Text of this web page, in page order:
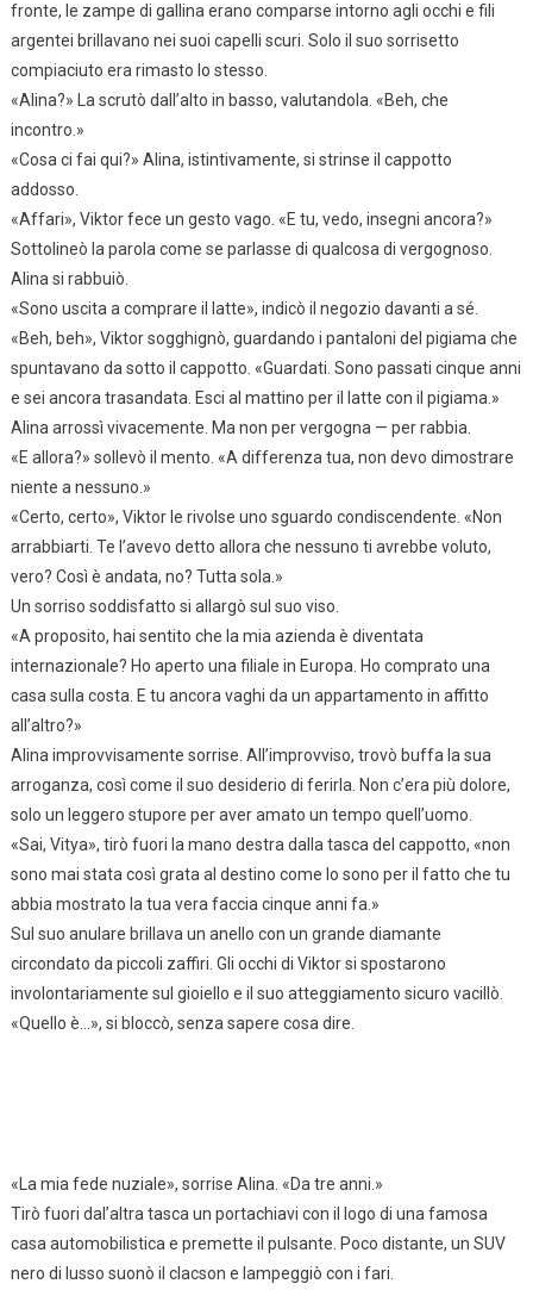
fronte, le zampe di gallina erano comparse intorno agli occhi e fili
argentei brillavano nei suoi capelli scuri. Solo il suo sorrisetto
compiaciuto era rimasto lo stesso.
«Alina?» La scrutò dall’alto in basso, valutandola. «Beh, che
incontro.»
«Cosa ci fai qui?» Alina, istintivamente, si strinse il cappotto
addosso.
«Affari», Viktor fece un gesto vago. «E tu, vedo, insegni ancora?»
Sottolineò la parola come se parlasse di qualcosa di vergognoso.
Alina si rabbuiò.
«Sono uscita a comprare il latte», indicò il negozio davanti a sé.
«Beh, beh», Viktor sogghignò, guardando i pantaloni del pigiama che
spuntavano da sotto il cappotto. «Guardati. Sono passati cinque anni
e sei ancora trasandata. Esci al mattino per il latte con il pigiama.»
Alina arrossì vivacemente. Ma non per vergogna — per rabbia.
«E allora?» sollevò il mento. «A differenza tua, non devo dimostrare
niente a nessuno.»
«Certo, certo», Viktor le rivolse uno sguardo condiscendente. «Non
arrabbiarti. Te l’avevo detto allora che nessuno ti avrebbe voluto,
vero? Così è andata, no? Tutta sola.»
Un sorriso soddisfatto si allargò sul suo viso.
«A proposito, hai sentito che la mia azienda è diventata
internazionale? Ho aperto una filiale in Europa. Ho comprato una
casa sulla costa. E tu ancora vaghi da un appartamento in affitto
all’altro?»
Alina improvvisamente sorrise. All’improvviso, trovò buffa la sua
arroganza, così come il suo desiderio di ferirla. Non c’era più dolore,
solo un leggero stupore per aver amato un tempo quell’uomo.
«Sai, Vitya», tirò fuori la mano destra dalla tasca del cappotto, «non
sono mai stata così grata al destino come lo sono per il fatto che tu
abbia mostrato la tua vera faccia cinque anni fa.»
Sul suo anulare brillava un anello con un grande diamante
circondato da piccoli zaffiri. Gli occhi di Viktor si spostarono
involontariamente sul gioiello e il suo atteggiamento sicuro vacillò.
«Quello è…», si bloccò, senza sapere cosa dire.
«La mia fede nuziale», sorrise Alina. «Da tre anni.»
Tirò fuori dal’altra tasca un portachiavi con il logo di una famosa
casa automobilistica e premette il pulsante. Poco distante, un SUV
nero di lusso suonò il clacson e lampeggiò con i fari.